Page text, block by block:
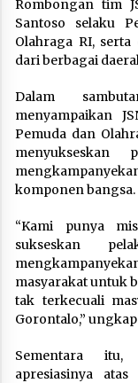
Rombongan tim
Santoso selaku
Olahraga RI,
dari berbagai
Dalam
menyampaikan
Pemuda dan
menyukseskan
komponen bangsa.
“Kami punya
sukseskan
masyarakat untuk
tak terkecuali
Gorontalo,”
Sementara itu,
apresiasinya